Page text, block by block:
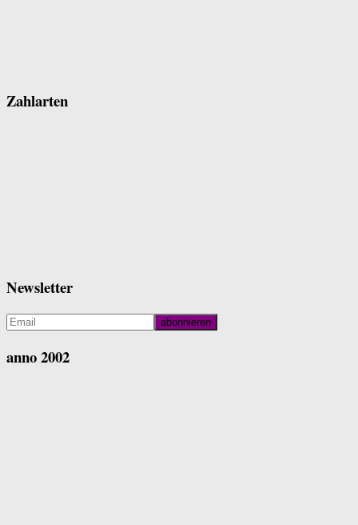
Zahlarten
Newsletter
anno 2002